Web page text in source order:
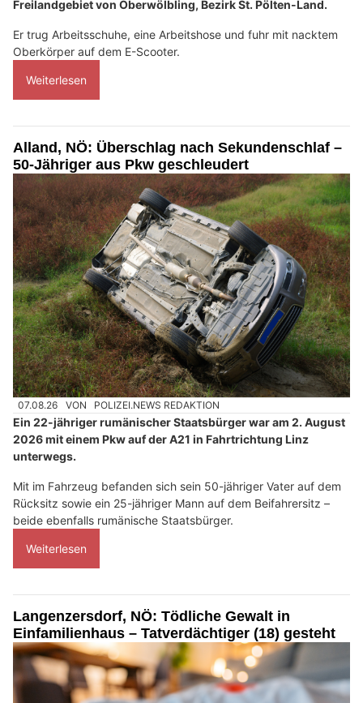
Freilandgebiet von Oberwölbling, Bezirk St. Pölten-Land.
Er trug Arbeitsschuhe, eine Arbeitshose und fuhr mit nacktem
Oberkörper auf dem E-Scooter.
Weiterlesen
Alland, NÖ: Überschlag nach Sekundenschlaf –
50-Jähriger aus Pkw geschleudert
07.08.26 VON POLIZEI.NEWS REDAKTION
Ein 22-jähriger rumänischer Staatsbürger war am 2. August
2026 mit einem Pkw auf der A21 in Fahrtrichtung Linz
unterwegs.
Mit im Fahrzeug befanden sich sein 50-jähriger Vater auf dem
Rücksitz sowie ein 25-jähriger Mann auf dem Beifahrersitz –
beide ebenfalls rumänische Staatsbürger.
Weiterlesen
Langenzersdorf, NÖ: Tödliche Gewalt in
Einfamilienhaus – Tatverdächtiger (18) gesteht